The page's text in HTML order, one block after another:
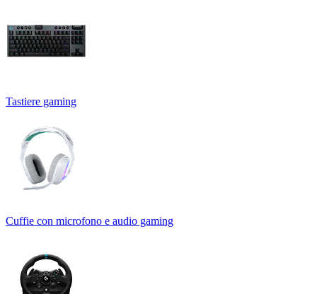
Tastiere gaming
Cuffie con microfono e audio gaming